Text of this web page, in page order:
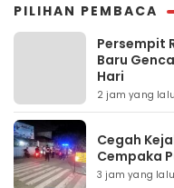
PILIHAN PEMBACA
Persempit
Baru
Hari
2 jam yang lalu
Cegah
Cempaka
3 jam yang lalu